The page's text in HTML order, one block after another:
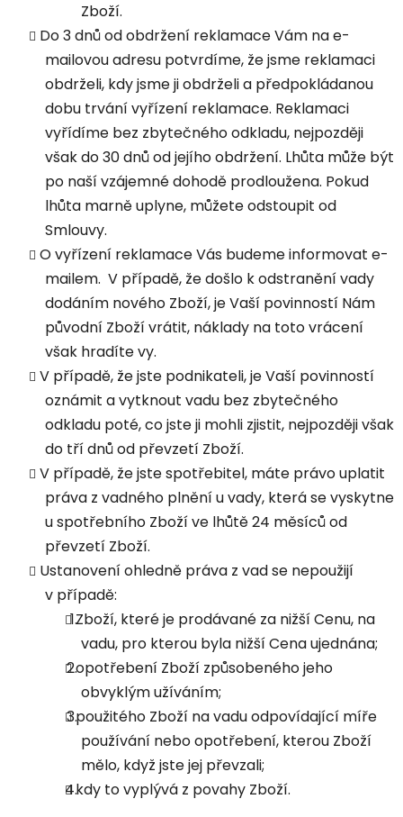
Zboží.
Do 3 dnů od obdržení reklamace Vám na e-
mailovou adresu potvrdíme, že jsme reklamaci
obdrželi, kdy jsme ji obdrželi a předpokládanou
dobu trvání vyřízení reklamace. Reklamaci
vyřídíme bez zbytečného odkladu, nejpozději
však do 30 dnů od jejího obdržení. Lhůta může být
po naší vzájemné dohodě prodloužena. Pokud
lhůta marně uplyne, můžete odstoupit od
Smlouvy.
O vyřízení reklamace Vás budeme informovat e-
mailem. V případě, že došlo k odstranění vady
dodáním nového Zboží, je Vaší povinností Nám
původní Zboží vrátit, náklady na toto vrácení
však hradíte vy.
V případě, že jste podnikateli, je Vaší povinností
oznámit a vytknout vadu bez zbytečného
odkladu poté, co jste ji mohli zjistit, nejpozději však
do tří dnů od převzetí Zboží.
V případě, že jste spotřebitel, máte právo uplatit
práva z vadného plnění u vady, která se vyskytne
u spotřebního Zboží ve lhůtě 24 měsíců od
převzetí Zboží.
Ustanovení ohledně práva z vad se nepoužijí
v případě:
Zboží, které je prodávané za nižší Cenu, na
vadu, pro kterou byla nižší Cena ujednána;
opotřebení Zboží způsobeného jeho
obvyklým užíváním;
použitého Zboží na vadu odpovídající míře
používání nebo opotřebení, kterou Zboží
mělo, když jste jej převzali;
kdy to vyplývá z povahy Zboží.